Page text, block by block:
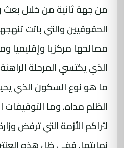
من جهة ثانية من خلال بعث
الحقوقيين والتي باتت
مصالحها مركزيا وإقليميا
الذي يكتسي المرحلة
ما هو نوع السكون الذي
الظلم مداه. وما التوقيفات
لتراكم الأزمة التي ترفض